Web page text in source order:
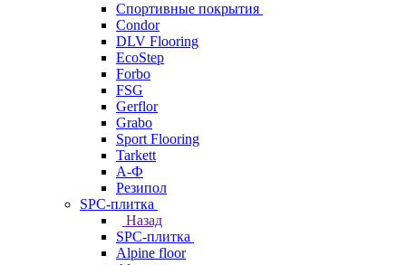
Спортивные покрытия
Condor
DLV Flooring
EcoStep
Forbo
FSG
Gerflor
Grabo
Sport Flooring
Tarkett
А-Ф
Резипол
SPC-плитка
Назад
SPC-плитка
Alpine floor